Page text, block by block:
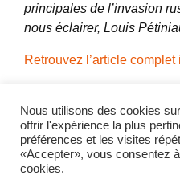
principales de l’invasion
nous éclairer, Louis
Retrouvez l’article complet
Partager l'actualité
Twitter
Nous utilisons des cookies
offrir l'expérience la plus
préférences et les visites
«Accepter», vous consentez
cookies.